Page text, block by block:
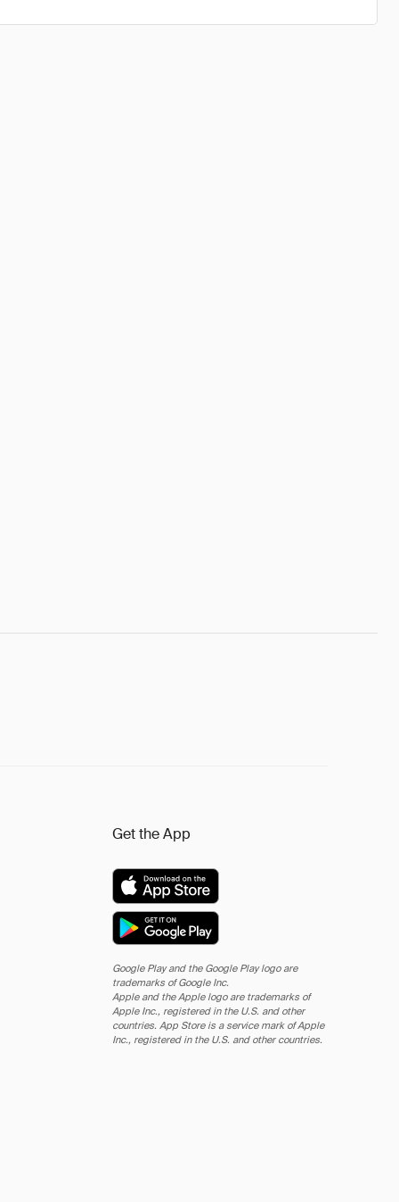
Get the App
Google Play and the Google Play logo are
trademarks of Google Inc.
Apple and the Apple logo are trademarks of
Apple Inc., registered in the U.S. and other
countries. App Store is a service mark of Apple
Inc., registered in the U.S. and other countries.